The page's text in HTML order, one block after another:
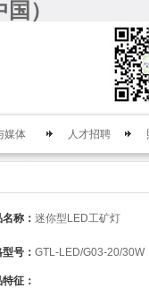
）
媒体 人才招聘
称： 迷你型LED工矿灯
号： GTL-LED/G03-20/30W
征：